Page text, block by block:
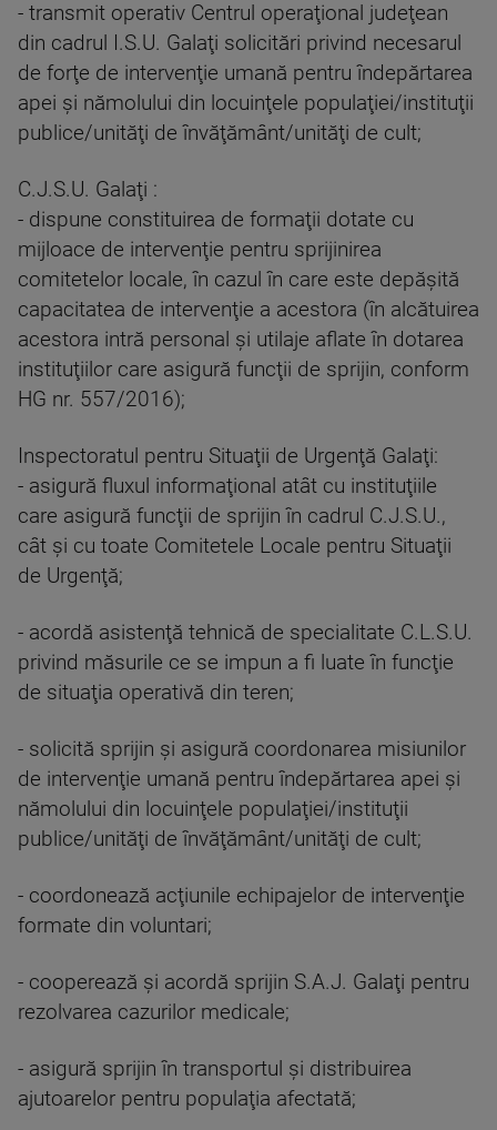
- transmit operativ Centrul operaţional judeţean
din cadrul I.S.U. Galaţi solicitări privind necesarul
de forţe de intervenţie umană pentru îndepărtarea
apei şi nămolului din locuinţele populaţiei/instituţii
publice/unităţi de învăţământ/unităţi de cult;
C.J.S.U. Galaţi :
- dispune constituirea de formaţii dotate cu
mijloace de intervenţie pentru sprijinirea
comitetelor locale, în cazul în care este depăşită
capacitatea de intervenţie a acestora (în alcătuirea
acestora intră personal şi utilaje aflate în dotarea
instituţiilor care asigură funcţii de sprijin, conform
HG nr. 557/2016);
Inspectoratul pentru Situaţii de Urgenţă Galaţi:
- asigură fluxul informaţional atât cu instituţiile
care asigură funcţii de sprijin în cadrul C.J.S.U.,
cât şi cu toate Comitetele Locale pentru Situaţii
de Urgenţă;
- acordă asistenţă tehnică de specialitate C.L.S.U.
privind măsurile ce se impun a fi luate în funcţie
de situaţia operativă din teren;
- solicită sprijin şi asigură coordonarea misiunilor
de intervenţie umană pentru îndepărtarea apei şi
nămolului din locuinţele populaţiei/instituţii
publice/unităţi de învăţământ/unităţi de cult;
- coordonează acţiunile echipajelor de intervenţie
formate din voluntari;
- cooperează şi acordă sprijin S.A.J. Galaţi pentru
rezolvarea cazurilor medicale;
- asigură sprijin în transportul şi distribuirea
ajutoarelor pentru populaţia afectată;